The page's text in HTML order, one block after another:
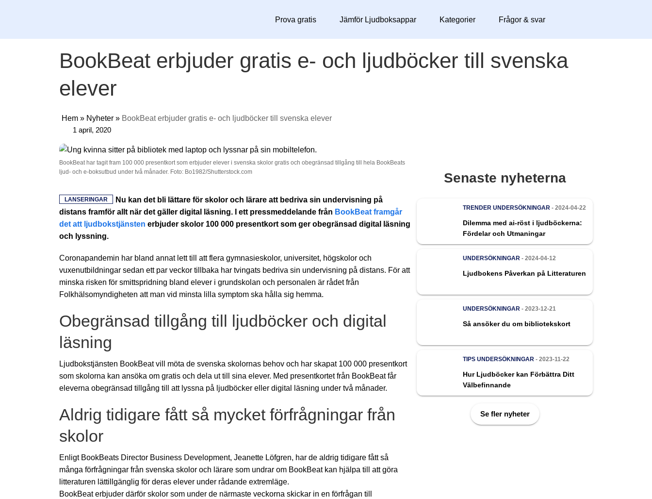
Prova gratis Jämför Ljudboksappar Kategorier Frågor & svar
BookBeat erbjuder gratis e- och ljudböcker till svenska
elever
Hem » Nyheter » BookBeat erbjuder gratis e- och ljudböcker till svenska elever
1 april, 2020
BookBeat har tagit fram 100 000 presentkort som erbjuder elever i svenska skolor gratis och obegränsad tillgång till hela BookBeats
ljud- och e-boksutbud under två månader. Foto: Bo1982/Shutterstock.com
LANSERINGAR
Nu kan det bli lättare för skolor och lärare att bedriva sin undervisning på
distans framför allt när det gäller digital läsning. I ett pressmeddelande från BookBeat framgår
det att ljudbokstjänsten erbjuder skolor 100 000 presentkort som ger obegränsad digital läsning
och lyssning.
Coronapandemin har bland annat lett till att flera gymnasieskolor, universitet, högskolor och
vuxenutbildningar sedan ett par veckor tillbaka har tvingats bedriva sin undervisning på distans. För att
minska risken för smittspridning bland elever i grundskolan och personalen är rådet från
Folkhälsomyndigheten att man vid minsta lilla symptom ska hålla sig hemma.
Obegränsad tillgång till ljudböcker och digital
läsning
Ljudbokstjänsten BookBeat vill möta de svenska skolornas behov och har skapat 100 000 presentkort
som skolorna kan ansöka om gratis och dela ut till sina elever. Med presentkortet från BookBeat får
eleverna obegränsad tillgång till att lyssna på ljudböcker eller digital läsning under två månader.
Aldrig tidigare fått så mycket förfrågningar från
skolor
Enligt BookBeats Director Business Development, Jeanette Löfgren, har de aldrig tidigare fått så
många förfrågningar från svenska skolor och lärare som undrar om BookBeat kan hjälpa till att göra
litteraturen lättillgänglig för deras elever under rådande extremläge.
BookBeat erbjuder därför skolor som under de närmaste veckorna skickar in en förfrågan till
Senaste nyheterna
TRENDER UNDERSÖKNINGAR - 2024-04-22
Dilemma med ai-röst i ljudböckerna:
Fördelar och Utmaningar
UNDERSÖKNINGAR - 2024-04-12
Ljudbokens Påverkan på Litteraturen
UNDERSÖKNINGAR - 2023-12-21
Så ansöker du om bibliotekskort
TIPS UNDERSÖKNINGAR - 2023-11-22
Hur Ljudböcker kan Förbättra Ditt
Välbefinnande
Se fler nyheter